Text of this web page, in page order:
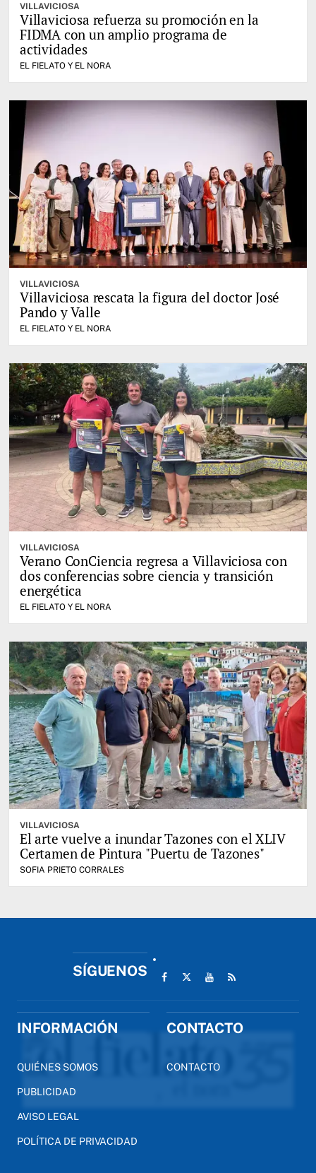
VILLAVICIOSA
Villaviciosa refuerza su promoción en la
FIDMA con un amplio programa de
actividades
EL FIELATO Y EL NORA
VILLAVICIOSA
Villaviciosa rescata la figura del doctor José
Pando y Valle
EL FIELATO Y EL NORA
VILLAVICIOSA
Verano ConCiencia regresa a Villaviciosa con
dos conferencias sobre ciencia y transición
energética
EL FIELATO Y EL NORA
VILLAVICIOSA
El arte vuelve a inundar Tazones con el XLIV
Certamen de Pintura "Puertu de Tazones"
SOFIA PRIETO CORRALES
SÍGUENOS
INFORMACIÓN
QUIÉNES SOMOS
PUBLICIDAD
AVISO LEGAL
POLÍTICA DE PRIVACIDAD
CONTACTO
CONTACTO